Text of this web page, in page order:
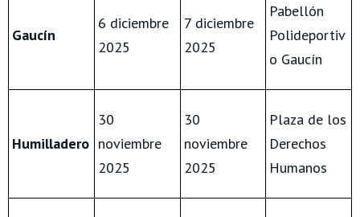
Gaucín
6 diciembre
2025
7 diciembre
2025
Pabellón
Polideportiv
o Gaucín
Humilladero
30
noviembre
2025
30
noviembre
2025
Plaza de los
Derechos
Humanos